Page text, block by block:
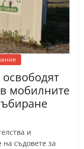
мобилните
и
на съдовете за